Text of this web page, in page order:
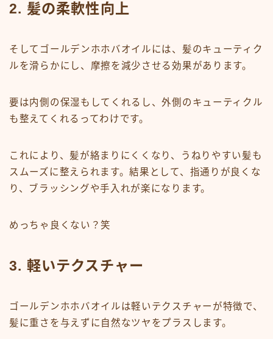
2. 髪の柔軟性向上
そしてゴールデンホホバオイルには、髪のキューティク
ルを滑らかにし、摩擦を減少させる効果があります。
要は内側の保湿もしてくれるし、外側のキューティクル
も整えてくれるってわけです。
これにより、髪が絡まりにくくなり、うねりやすい髪も
スムーズに整えられます。結果として、指通りが良くな
り、ブラッシングや手入れが楽になります。
めっちゃ良くない？笑
3. 軽いテクスチャー
ゴールデンホホバオイルは軽いテクスチャーが特徴で、
髪に重さを与えずに自然なツヤをプラスします。